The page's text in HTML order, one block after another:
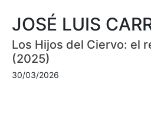
JOSÉ LUIS
Los Hijos del Ciervo: el
(2025)
30/03/2026